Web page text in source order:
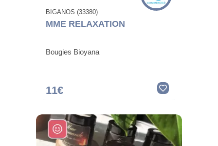
BIGANOS (33380)
MME RELAXATION
Bougies Bioyana
11€